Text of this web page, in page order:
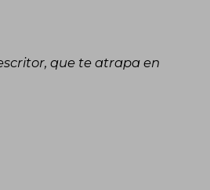
que te atrapa en